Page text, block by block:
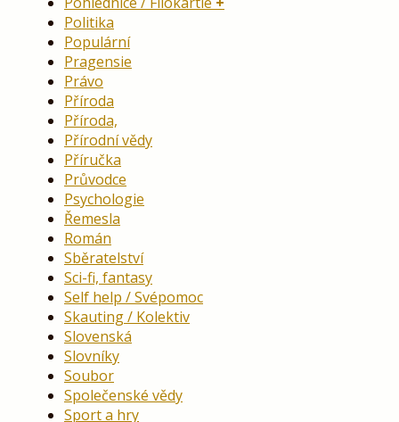
Politika
Populární
Pragensie
Právo
Příroda
Příroda,
Přírodní vědy
Příručka
Průvodce
Psychologie
Řemesla
Román
Sběratelství
Sci-fi, fantasy
Self help / Svépomoc
Skauting / Kolektiv
Slovenská
Slovníky
Soubor
Společenské vědy
Sport a hry